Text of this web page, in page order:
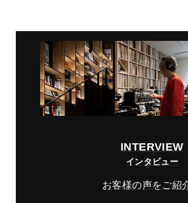
INTERVIEW
インタビュー
お客様の声をご紹